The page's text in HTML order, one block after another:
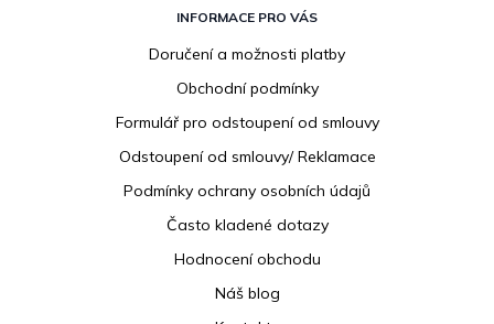
INFORMACE PRO VÁS
Doručení a možnosti platby
Obchodní podmínky
Formulář pro odstoupení od smlouvy
Odstoupení od smlouvy/ Reklamace
Podmínky ochrany osobních údajů
Často kladené dotazy
Hodnocení obchodu
Náš blog